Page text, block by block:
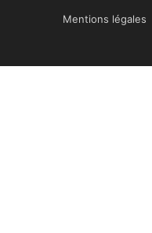
Mentions légales